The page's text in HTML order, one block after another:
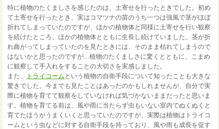
特に植物のたくましさを感じたのは、土寄せを行ったときでした。初め
て土寄せを行ったとき、実はコマツナの苗のうち一つは強風で茎がほぼ
折れてしまっていたのですが、ほかの植物体と同様に土寄せを行い観察
を続けたところ、ほかの植物体とともに生長し続けていました。茎が折
れ曲がってしまっていたのを見たときには、そのまま枯れてしまうので
はないかと思ったのですが...植物のたくましさに驚くとともに、こまめ
に観察して手入れをすることの大切さを実感しました。
また、
トライコーム という植物の自衛手段について知ったことも大きな
驚きでした。今までも見たことはあったのかもしれませんが、自分で実
際に植物を育てて観察をしていなければ気づかないままだったと思いま
す。植物を育てる前は、風や雨に当たらず虫もいない室内でぬくぬくと
育てたほうがうまくいくと思っていたのですが、実際は植物はトライコ
ームという虫などに対する自衛手段を持っており、風や雨も成長を促す